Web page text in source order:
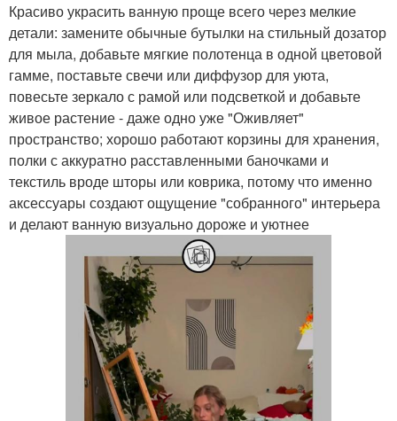
Красиво украсить ванную проще всего через мелкие
детали: замените обычные бутылки на стильный дозатор
для мыла, добавьте мягкие полотенца в одной цветовой
гамме, поставьте свечи или диффузор для уюта,
повесьте зеркало с рамой или подсветкой и добавьте
живое растение - даже одно уже "Оживляет"
пространство; хорошо работают корзины для хранения,
полки с аккуратно расставленными баночками и
текстиль вроде шторы или коврика, потому что именно
аксессуары создают ощущение "собранного" интерьера
и делают ванную визуально дороже и уютнее